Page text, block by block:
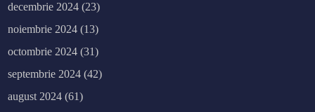
decembrie 2024 (23)
noiembrie 2024 (13)
octombrie 2024 (31)
septembrie 2024 (42)
august 2024 (61)